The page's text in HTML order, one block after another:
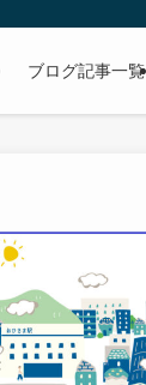
ブログ記事一覧